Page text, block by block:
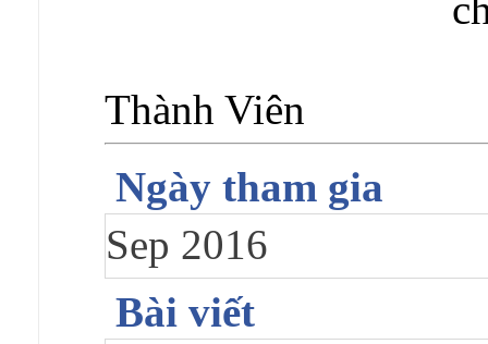
Thành Viên
Ngày tham gia
Sep 2016
Bài viết